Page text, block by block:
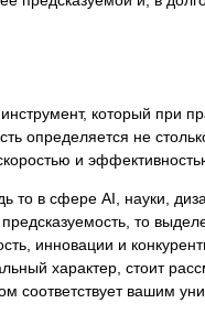
который при
определяется не
и
то в сфере AI, науки,
то
инновации и
характер, стоит
соответствует вашим